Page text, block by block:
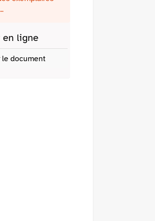
en ligne
document